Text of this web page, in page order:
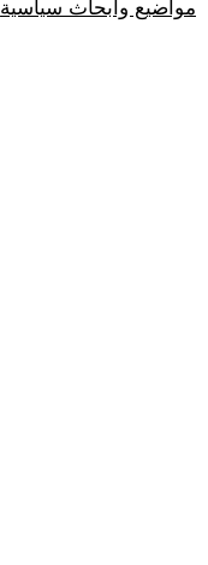
مواضيع وابحاث سياسية